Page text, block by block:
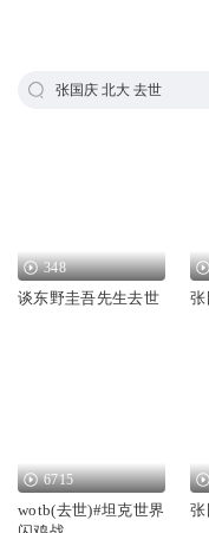
张国庆 北大 去世
348
谈东野圭吾先生去世 张
6715
wotb(去世)#坦克世界
张